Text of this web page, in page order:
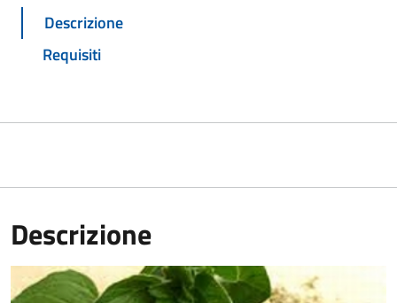
Descrizione
Requisiti
Descrizione